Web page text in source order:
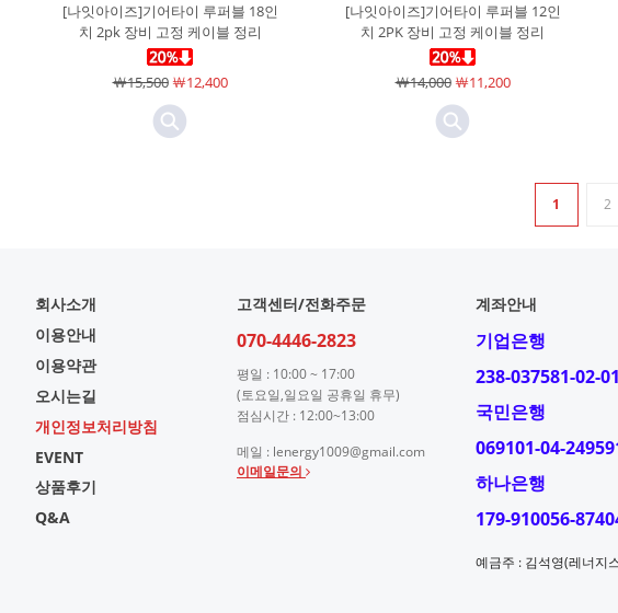
[나잇아이즈]기어타이 루퍼블 18인
치 2pk 장비 고정 케이블 정리
￦15,500￦12,400
[나잇아이즈]기어타이 루퍼블 12인
치 2PK 장비 고정 케이블 정리
￦14,000￦11,200
1 2
회사소개
이용안내
이용약관
오시는길
개인정보처리방침
EVENT
상품후기
Q&A
고객센터/전화주문
070-4446-2823
평일 : 10:00 ~ 17:00
(토요일,일요일 공휴일 휴무)
점심시간 : 12:00~13:00
메일 : lenergy1009@gmail.com
이메일문의
계좌안내
기업은행
238-037581-02-
국민은행
069101-04-
하나은행
179-910056-
예금주 : 김석영(레너지